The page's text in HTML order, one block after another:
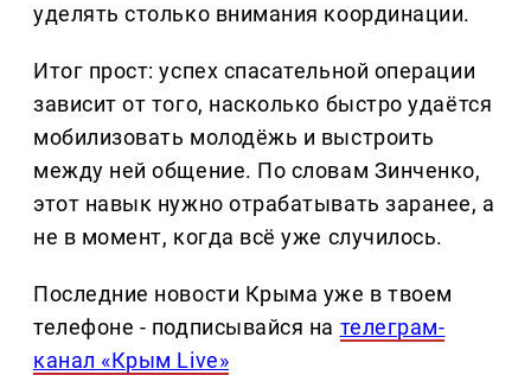
уделять столько внимания координации.
Итог прост: успех спасательной операции
зависит от того, насколько быстро удаётся
мобилизовать молодёжь и выстроить
между ней общение. По словам Зинченко,
этот навык нужно отрабатывать заранее, а
не в момент, когда всё уже случилось.
Последние новости Крыма уже в твоем
телефоне - подписывайся на телеграм-
канал «Крым Live»